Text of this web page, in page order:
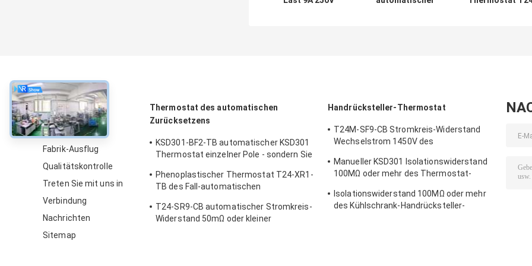
über
Über uns
Fabrik-Ausflug
Qualitätskontrolle
Treten Sie mit uns in
Verbindung
Nachrichten
Sitemap
Thermostat des automatischen
Zurücksetzens
KSD301-BF2-TB automatischer KSD301
Thermostat einzelner Pole - sondern Sie
Phenoplastischer Thermostat T24-XR1-
TB des Fall-automatischen
Temp 0℃~250℃ UL/CUL
T24-SR9-CB automatischer Stromkreis-
Widerstand 50mΩ oder kleiner
Handrücksteller-Thermostat
T24M-SF9-CB Stromkreis-Widerstand
Wechselstrom 1450V des
Min.
Manueller KSD301 Isolationswiderstand
100MΩ oder mehr des Thermostat-
Isolationswiderstand 100MΩ oder mehr
des Kühlschrank-Handrücksteller-